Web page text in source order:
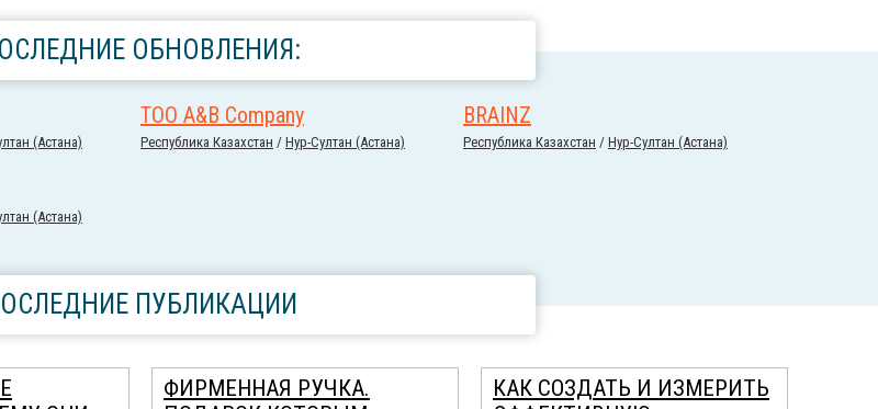
ОБНОВЛЕНИЯ:
(Астана)
ТОО A&B Company
Республика Казахстан / Нур-Султан (Астана)
BRAINZ
Республика Казахстан / Нур-Султан (Астана)
(Астана)
ПУБЛИКАЦИИ
ФИРМЕННАЯ РУЧКА.
КАК СОЗДАТЬ И ИЗМЕРИТЬ